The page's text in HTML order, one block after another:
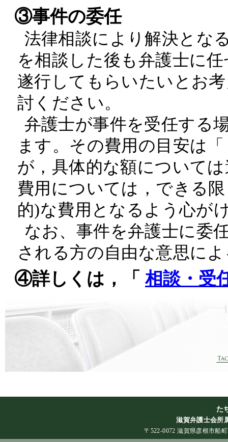
③事件の委任
法律相談により解決とな
を相談した後も弁護士に
遂行してもらいたいとお
討ください。
弁護士が事件を受任する
ます。その費用の目安は
が，具体的な額について
費用については，できる
的)な費用となるよう心が
なお、事件を弁護士に委
される方の自由な意思に
④詳しくは，「相談・受
た
滋賀弁護士会所
〒522-0072 滋賀県彦根市船